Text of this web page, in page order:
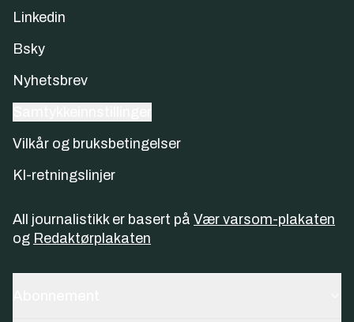
Linkedin
Bsky
Nyhetsbrev
Vilkår og bruksbetingelser
KI-retningslinjer
All journalistikk er basert på Vær varsom-plakaten
og Redaktørplakaten